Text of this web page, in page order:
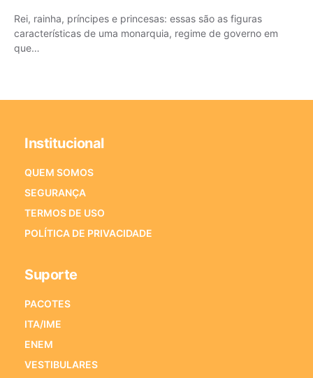
Rei, rainha, príncipes e princesas: essas são as figuras
características de uma monarquia, regime de governo em
que…
Institucional
QUEM SOMOS
SEGURANÇA
TERMOS DE USO
POLÍTICA DE PRIVACIDADE
Suporte
PACOTES
ITA/IME
ENEM
VESTIBULARES